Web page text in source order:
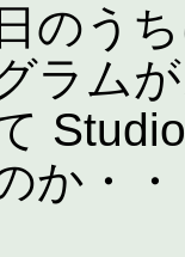
のう
ラム
か・